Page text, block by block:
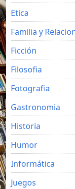
Etica
Familia y
Ficción
Filosofia
Fotografia
Gastronomia
Historia
Humor
Informática
Juegos